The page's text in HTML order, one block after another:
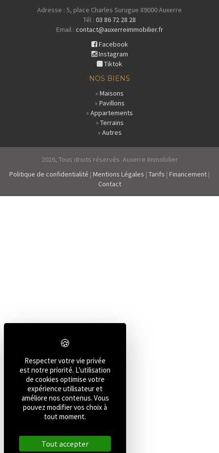
Adresse : 5, place Charles Surugue 89000 Auxerre
Tél : 03 86 72 28 28
Email : contact@auxerreimmobilier.fr
Facebook
Instagram
Tiktok
NOS BIENS
» Maisons
» Pavillons
» Appartements
» Terrains
» Autres
2026, Tous droits réservés Auxerre Immobilier
Politique de confidentialité | Mentions Légales | Tarifs | Financement |
Contact
Respecter votre vie privée
est notre priorité. L'utilisation
de cookies optimise votre
expérience utilisateur et
améliore nos contenus. Vous
pouvez modifier vos choix à
tout moment.
Tout accepter